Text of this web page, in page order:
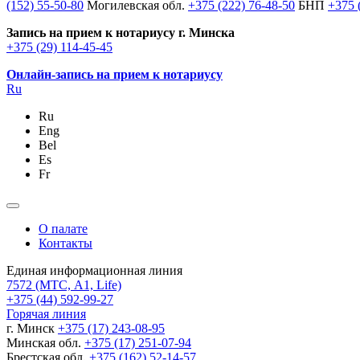
(152) 55-50-80 Могилевская обл. +375 (222) 76-48-50 БНП +375
Запись на прием к нотариусу г. Минска
+375 (29) 114-45-45
Онлайн-запись на прием к нотариусу
Ru
Ru
Eng
Bel
Es
Fr
О палате
Контакты
Единая информационная линия
7572 (МТС, A1, Life)
+375 (44) 592-99-27
Горячая линия
г. Минск +375 (17) 243-08-95
Минская обл. +375 (17) 251-07-94
Брестская обл. +375 (162) 52-14-57